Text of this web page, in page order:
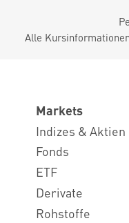
Alle
Markets
Indizes & Aktien
Fonds
ETF
Derivate
Rohstoffe